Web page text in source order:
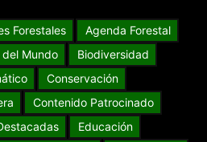
Forestales
Agenda Forestal
del Mundo
Biodiversidad
Conservación
Contenido Patrocinado
Educación